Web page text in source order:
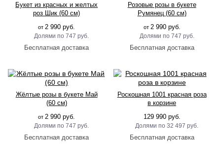
Букет из красных и желтых
роз Шик (60 см)
от 2 990 руб.
747 руб.
Розовые розы в букете
Румянец (60 см)
от 2 990 руб.
747 руб.
Жёлтые розы в букете Май
(60 см)
от 2 990 руб.
747 руб.
Роскошная 1001 красная роза
в корзине
129 990 руб.
32 497 руб.